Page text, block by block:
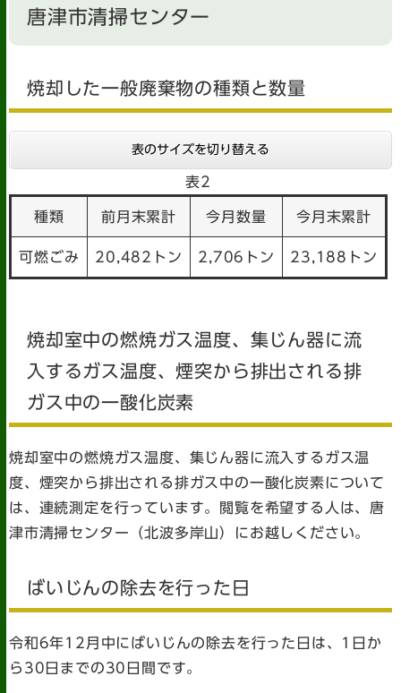
唐津市清掃センター
焼却した一般廃棄物の種類と数量
表のサイズを切り替える
表2
種類 前月末累計 今月数量 今月末累計
可燃ごみ 20,482トン 2,706トン 23,188トン
焼却室中の燃焼ガス温度、集じん器に流
入するガス温度、煙突から排出される排
ガス中の一酸化炭素
焼却室中の燃焼ガス温度、集じん器に流入するガス温
度、煙突から排出される排ガス中の一酸化炭素について
は、連続測定を行っています。閲覧を希望する人は、唐
津市清掃センター（北波多岸山）にお越しください。
ばいじんの除去を行った日
令和6年12月中にばいじんの除去を行った日は、1日か
ら30日までの30日間です。